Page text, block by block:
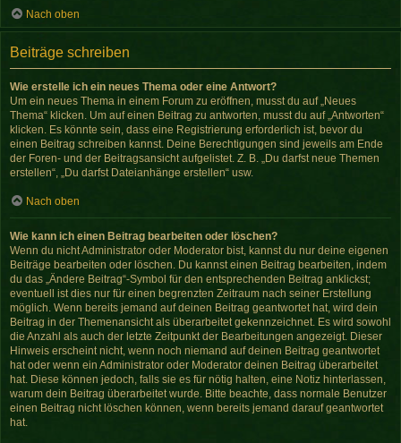
Nach oben
Beiträge schreiben
Wie erstelle ich ein neues Thema oder eine Antwort?
Um ein neues Thema in einem Forum zu eröffnen, musst du auf „Neues
Thema“ klicken. Um auf einen Beitrag zu antworten, musst du auf „Antworten“
klicken. Es könnte sein, dass eine Registrierung erforderlich ist, bevor du
einen Beitrag schreiben kannst. Deine Berechtigungen sind jeweils am Ende
der Foren- und der Beitragsansicht aufgelistet. Z. B. „Du darfst neue Themen
erstellen“, „Du darfst Dateianhänge erstellen“ usw.
Nach oben
Wie kann ich einen Beitrag bearbeiten oder löschen?
Wenn du nicht Administrator oder Moderator bist, kannst du nur deine eigenen
Beiträge bearbeiten oder löschen. Du kannst einen Beitrag bearbeiten, indem
du das „Ändere Beitrag“-Symbol für den entsprechenden Beitrag anklickst;
eventuell ist dies nur für einen begrenzten Zeitraum nach seiner Erstellung
möglich. Wenn bereits jemand auf deinen Beitrag geantwortet hat, wird dein
Beitrag in der Themenansicht als überarbeitet gekennzeichnet. Es wird sowohl
die Anzahl als auch der letzte Zeitpunkt der Bearbeitungen angezeigt. Dieser
Hinweis erscheint nicht, wenn noch niemand auf deinen Beitrag geantwortet
hat oder wenn ein Administrator oder Moderator deinen Beitrag überarbeitet
hat. Diese können jedoch, falls sie es für nötig halten, eine Notiz hinterlassen,
warum dein Beitrag überarbeitet wurde. Bitte beachte, dass normale Benutzer
einen Beitrag nicht löschen können, wenn bereits jemand darauf geantwortet
hat.